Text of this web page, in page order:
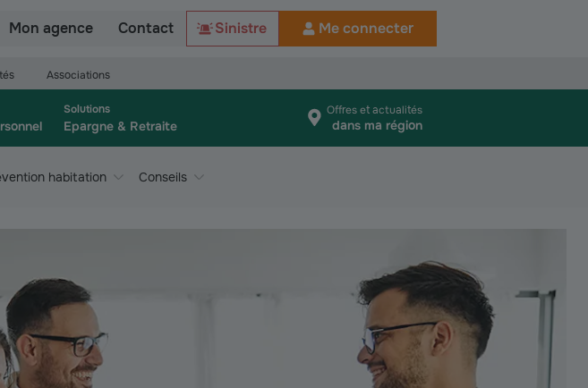
Mon agence Contact Sinistre Me connecter
Associations
Solutions
Epargne & Retraite
Offres et actualités
dans ma région
habitation Conseils